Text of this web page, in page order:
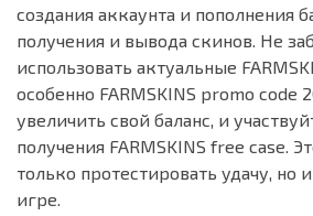
создания аккаунта и пополнения
получения и вывода скинов. Не
использовать актуальные
особенно FARMSKINS promo code
увеличить свой баланс, и
получения FARMSKINS free case.
только протестировать удачу, но
игре.